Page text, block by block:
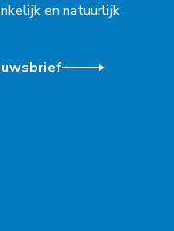
en natuurlijk